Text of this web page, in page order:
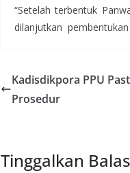
“Setelah terbentuk
dilanjutkan
Kadisdikpora PPU
Prosedur
Tinggalkan